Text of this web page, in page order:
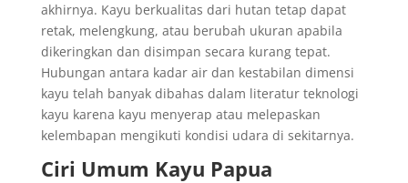
akhirnya. Kayu berkualitas dari hutan tetap dapat
retak, melengkung, atau berubah ukuran apabila
dikeringkan dan disimpan secara kurang tepat.
Hubungan antara kadar air dan kestabilan dimensi
kayu telah banyak dibahas dalam literatur teknologi
kayu karena kayu menyerap atau melepaskan
kelembapan mengikuti kondisi udara di sekitarnya.
Ciri Umum Kayu Papua